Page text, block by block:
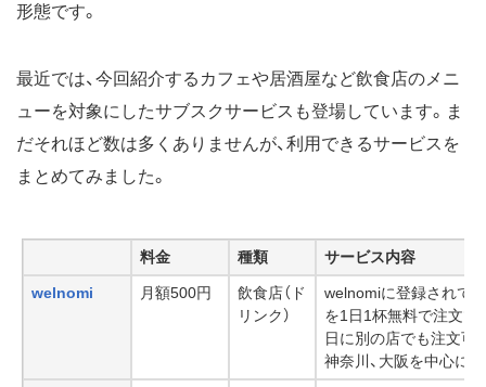
形態です。
最近では、今回紹介するカフェや居酒屋など飲食店のメニ
ューを対象にしたサブスクサービスも登場しています。ま
だそれほど数は多くありませんが、利用できるサービスを
まとめてみました。
料金 種類 サービス内容
welnomi 月額500円
飲食店（ド
リンク）
welnomiに登録されて
を1日1杯無料で注文で
日に別の店でも注文可
神奈川、大阪を中心に